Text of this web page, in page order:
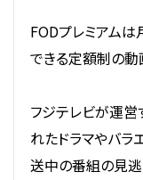
FODプレミアム
できる定額制の動
フジテレビが運営
れたドラマやバラ
送中の番組の見